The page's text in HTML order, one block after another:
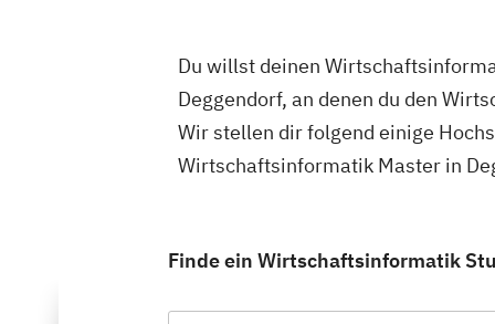
Du willst deinen
Deggendorf, an denen du den
Wir stellen dir folgend einige
Wirtschaftsinformatik Master in
Finde ein Wirtschaftsinformatik